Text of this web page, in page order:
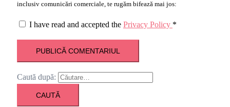
inclusiv comunicări comerciale, te rugăm bifează mai jos:
I have read and accepted the Privacy Policy *
Caută după: